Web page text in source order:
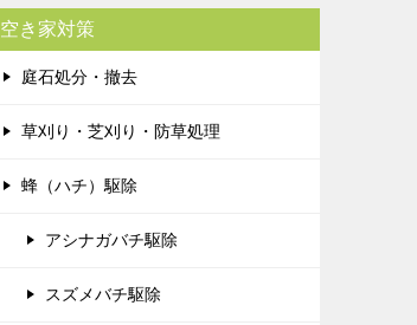
空き家対策
庭石処分・撤去
草刈り・芝刈り・防草処理
蜂（ハチ）駆除
アシナガバチ駆除
スズメバチ駆除